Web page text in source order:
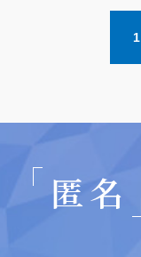
1
匿名